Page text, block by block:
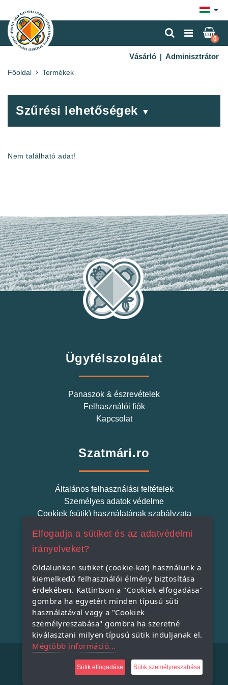
×
0
Vásárló | Adminisztrátor
Főoldal Termékek
Szűrési lehetőségek ▼
Nem található adat!
Ügyfélszolgálat
Panaszok & észrevételek
Felhasználói fiók
Kapcsolat
Szatmári.ro
Általános felhasználási feltételek
Személyes adatok védelme
Cookiek (sütik) használatának szabályzata
Szatmári Termék
Miért indítjuk el a Szatmári Termék projektet?
Miért vásároljunk helyi terméket?
A Szatmári Termék védjegy rendszer
Copyright © 2021, All Rights Reserved.
Elfogadja a sütiket és az adatvédelmi
irányelveket?
Oldalunkon sütiket (cookie-kat) használunk a
kiemelkedő felhasználói élmény biztosítása
érdekében. Kattintson a "Cookiek elfogadása"
gombra ha egyetért minden típusú süti
használatával vagy a "Cookiek
személyreszabása" gombra ha szeretné
kiválasztani milyen típusú sütik induljanak el.
Mégtöbb információ...
Sütik elfogadása Sütik személyreszabása